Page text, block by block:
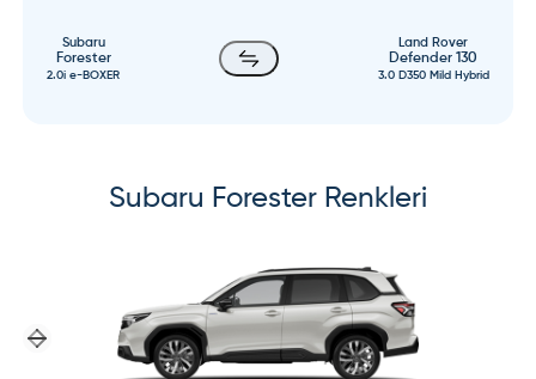
Subaru
Forester
2.0i e-BOXER
Land Rover
Defender 130
3.0 D350 Mild Hybrid
Subaru Forester Renkleri
Previous slide
Next slide